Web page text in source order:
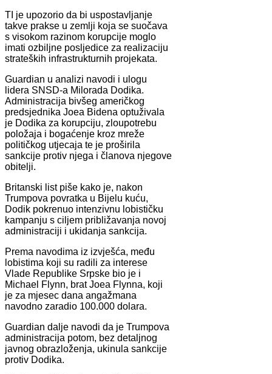
TI je upozorio da bi uspostavljanje
takve prakse u zemlji koja se suočava
s visokom razinom korupcije moglo
imati ozbiljne posljedice za realizaciju
strateških infrastrukturnih projekata.
Guardian u analizi navodi i ulogu
lidera SNSD-a Milorada Dodika.
Administracija bivšeg američkog
predsjednika Joea Bidena optuživala
je Dodika za korupciju, zloupotrebu
položaja i bogaćenje kroz mreže
političkog utjecaja te je proširila
sankcije protiv njega i članova njegove
obitelji.
Britanski list piše kako je, nakon
Trumpova povratka u Bijelu kuću,
Dodik pokrenuo intenzivnu lobističku
kampanju s ciljem približavanja novoj
administraciji i ukidanja sankcija.
Prema navodima iz izvješća, među
lobistima koji su radili za interese
Vlade Republike Srpske bio je i
Michael Flynn, brat Joea Flynna, koji
je za mjesec dana angažmana
navodno zaradio 100.000 dolara.
Guardian dalje navodi da je Trumpova
administracija potom, bez detaljnog
javnog obrazloženja, ukinula sankcije
protiv Dodika.